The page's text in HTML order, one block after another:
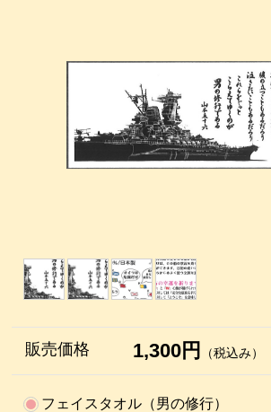
販売価格 1,300円 （税込み）
フェイスタオル（男の修行）